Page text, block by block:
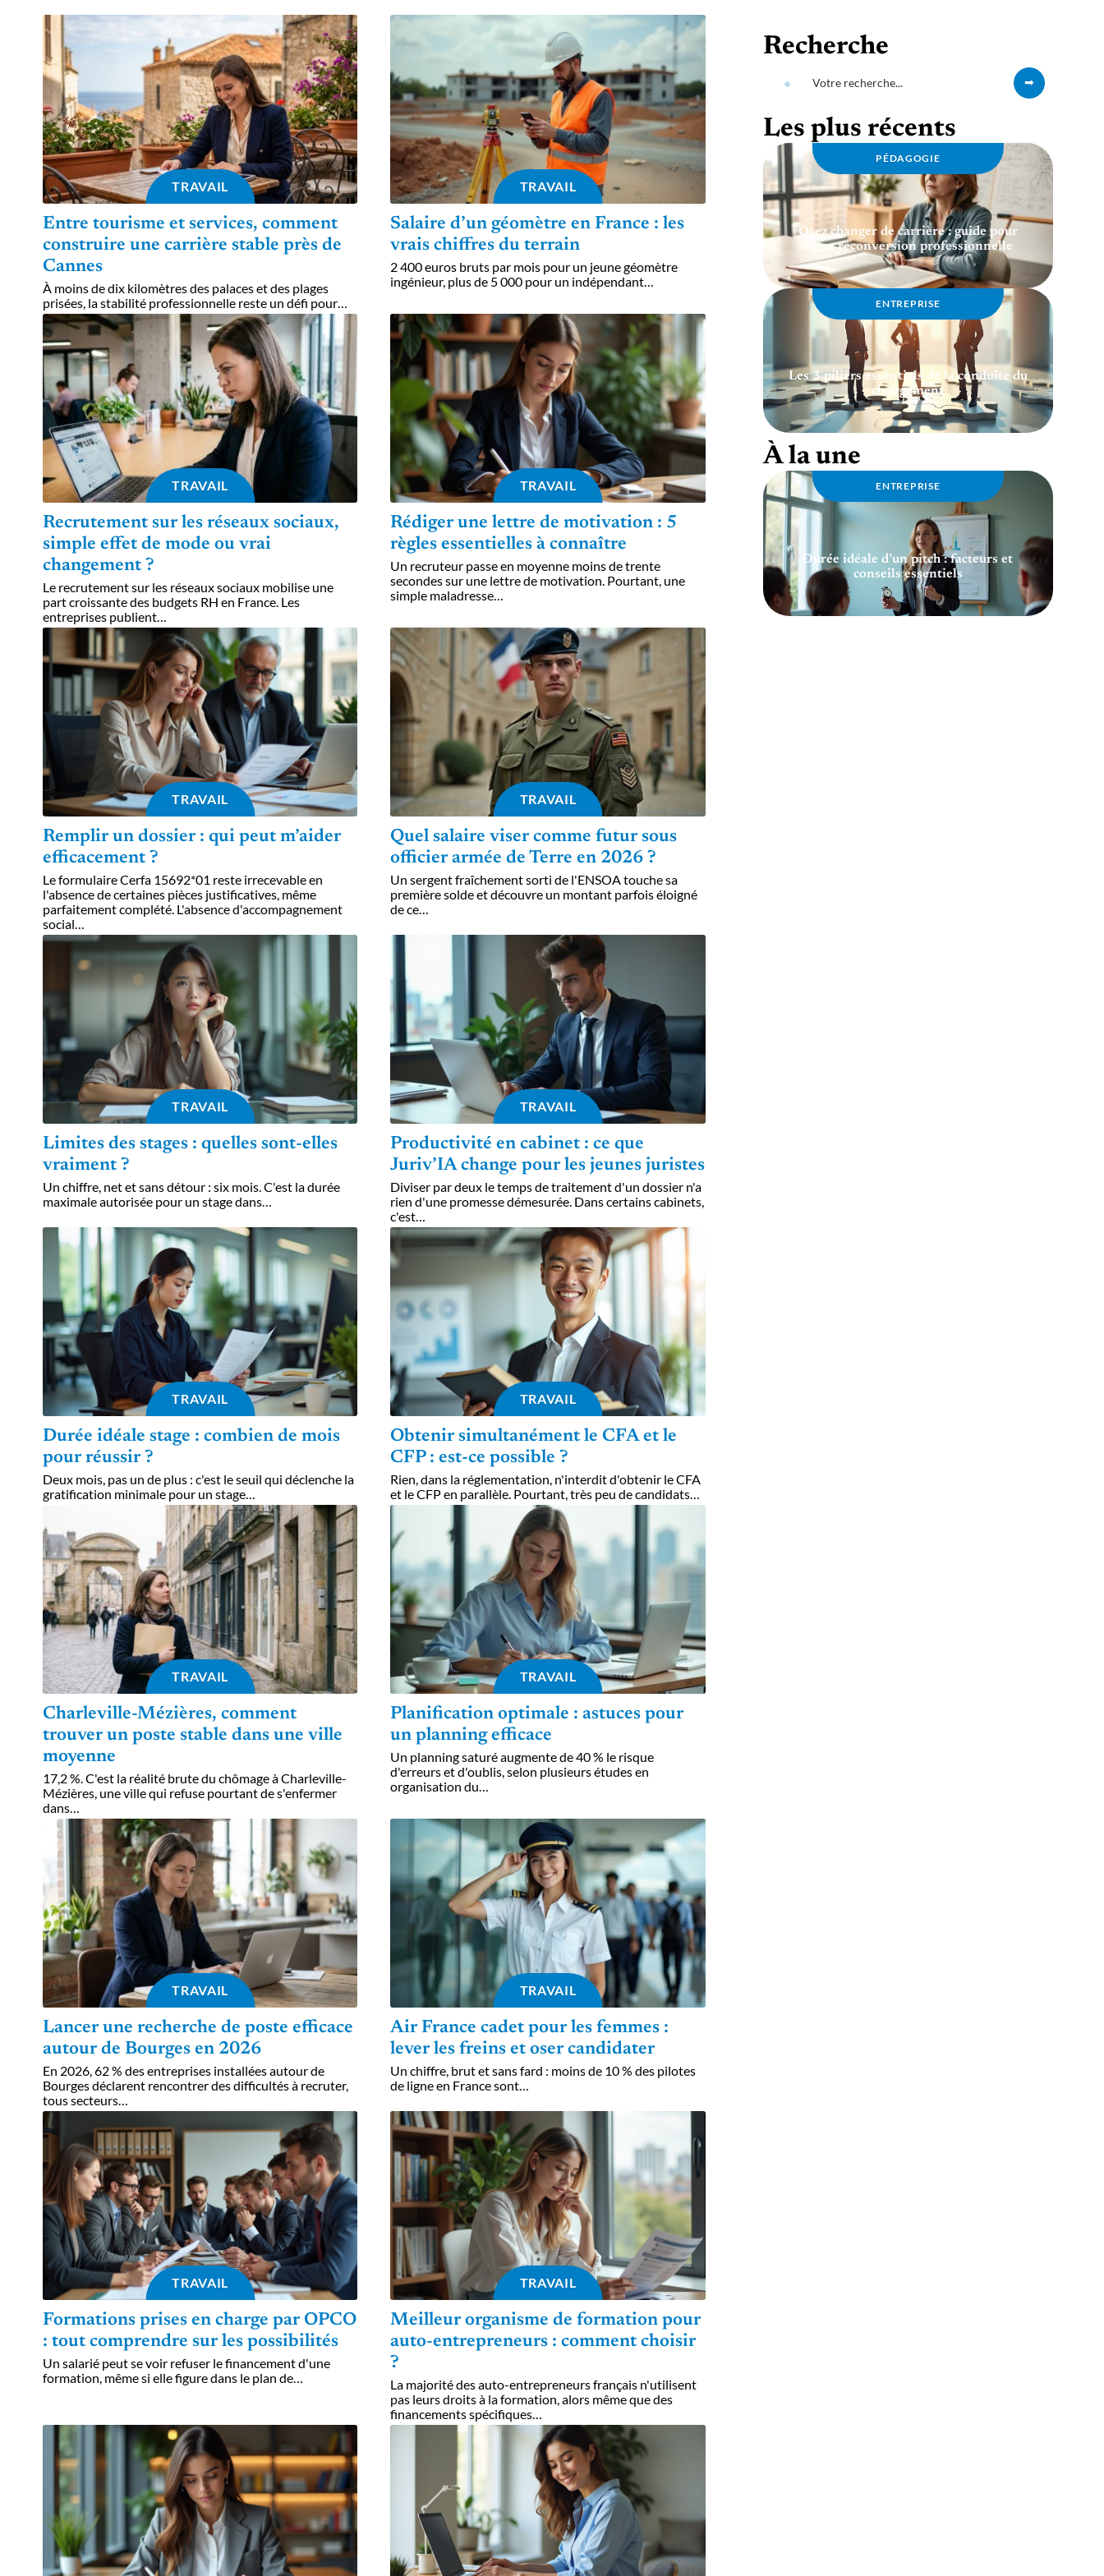
TRAVAIL
Entre tourisme et services, comment
construire une carrière stable près de
Cannes
À moins de dix kilomètres des palaces et des plages
prisées, la stabilité professionnelle reste un défi pour…
TRAVAIL
Salaire d’un géomètre en France : les
vrais chiffres du terrain
2 400 euros bruts par mois pour un jeune géomètre
ingénieur, plus de 5 000 pour un indépendant…
TRAVAIL
Recrutement sur les réseaux sociaux,
simple effet de mode ou vrai
changement ?
Le recrutement sur les réseaux sociaux mobilise une
part croissante des budgets RH en France. Les
entreprises publient…
TRAVAIL
Rédiger une lettre de motivation : 5
règles essentielles à connaître
Un recruteur passe en moyenne moins de trente
secondes sur une lettre de motivation. Pourtant, une
simple maladresse…
TRAVAIL
Remplir un dossier : qui peut m’aider
efficacement ?
Le formulaire Cerfa 15692*01 reste irrecevable en
l'absence de certaines pièces justificatives, même
parfaitement complété. L'absence d'accompagnement
social…
TRAVAIL
Quel salaire viser comme futur sous
officier armée de Terre en 2026 ?
Un sergent fraîchement sorti de l'ENSOA touche sa
première solde et découvre un montant parfois éloigné
de ce…
TRAVAIL
Limites des stages : quelles sont-elles
vraiment ?
Un chiffre, net et sans détour : six mois. C'est la durée
maximale autorisée pour un stage dans…
TRAVAIL
Productivité en cabinet : ce que
Juriv’IA change pour les jeunes juristes
Diviser par deux le temps de traitement d'un dossier n'a
rien d'une promesse démesurée. Dans certains cabinets,
c'est…
TRAVAIL
Durée idéale stage : combien de mois
pour réussir ?
Deux mois, pas un de plus : c'est le seuil qui déclenche la
gratification minimale pour un stage…
TRAVAIL
Obtenir simultanément le CFA et le
CFP : est-ce possible ?
Rien, dans la réglementation, n'interdit d'obtenir le CFA
et le CFP en parallèle. Pourtant, très peu de candidats…
TRAVAIL
Charleville-Mézières, comment
trouver un poste stable dans une ville
moyenne
17,2 %. C'est la réalité brute du chômage à Charleville-
Mézières, une ville qui refuse pourtant de s'enfermer
dans…
TRAVAIL
Planification optimale : astuces pour
un planning efficace
Un planning saturé augmente de 40 % le risque
d'erreurs et d'oublis, selon plusieurs études en
organisation du…
TRAVAIL
Lancer une recherche de poste efficace
autour de Bourges en 2026
En 2026, 62 % des entreprises installées autour de
Bourges déclarent rencontrer des difficultés à recruter,
tous secteurs…
TRAVAIL
Air France cadet pour les femmes :
lever les freins et oser candidater
Un chiffre, brut et sans fard : moins de 10 % des pilotes
de ligne en France sont…
TRAVAIL
Formations prises en charge par OPCO
: tout comprendre sur les possibilités
Un salarié peut se voir refuser le financement d'une
formation, même si elle figure dans le plan de…
TRAVAIL
Meilleur organisme de formation pour
auto-entrepreneurs : comment choisir
?
La majorité des auto-entrepreneurs français n'utilisent
pas leurs droits à la formation, alors même que des
financements spécifiques…
Recherche
Les plus récents
PÉDAGOGIE
Osez changer de carrière : guide pour
votre reconversion professionnelle
ENTREPRISE
Les 3 piliers essentiels de la conduite du
changement
À la une
ENTREPRISE
Durée idéale d’un pitch : facteurs et
conseils essentiels